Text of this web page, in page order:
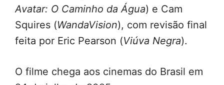
Avatar: O Caminho da Água) e Cam
Squires (WandaVision), com revisão final
feita por Eric Pearson (Viúva Negra).
O filme chega aos cinemas do Brasil em